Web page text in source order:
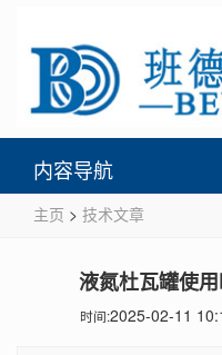
内容导航
主页 > 技术文章
液氮杜瓦罐使
时间:2025-02-11